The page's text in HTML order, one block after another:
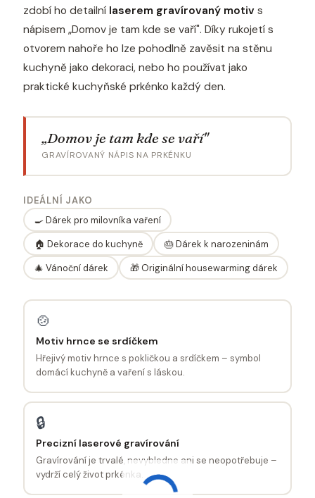
zdobí ho detailní laserem gravírovaný motiv s
nápisem „Domov je tam kde se vaří". Díky rukojetí s
otvorem nahoře ho lze pohodlně zavěsit na stěnu
kuchyně jako dekoraci, nebo ho používat jako
praktické kuchyňské prkénko každý den.
„Domov je tam kde se vaří"
GRAVÍROVANÝ NÁPIS NA PRKÉNKU
IDEÁLNÍ JAKO
🍳 Dárek pro milovníka vaření
🏠 Dekorace do kuchyně
🎂 Dárek k narozeninám
🎄 Vánoční dárek
🎁 Originální housewarming dárek
🍲
Motiv hrnce se srdíčkem
Hřejivý motiv hrnce s pokličkou a srdíčkem – symbol
domácí kuchyně a vaření s láskou.
🔒
Precizní laserové gravírování
Gravírování je trvalé, nevybledne ani se neopotřebuje –
vydrží celý život prkénka.